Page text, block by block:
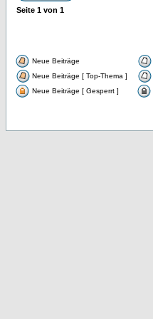
Seite 1 von 1
Neue Beiträge
Neue Beiträge [ Top-Thema ]
Neue Beiträge [ Gesperrt ]